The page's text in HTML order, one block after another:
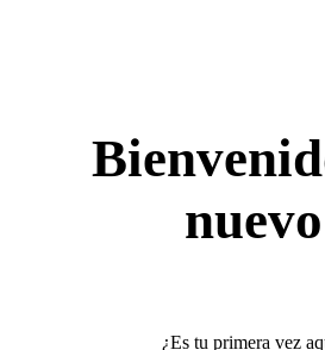
nuevo
¿Es tu primera vez